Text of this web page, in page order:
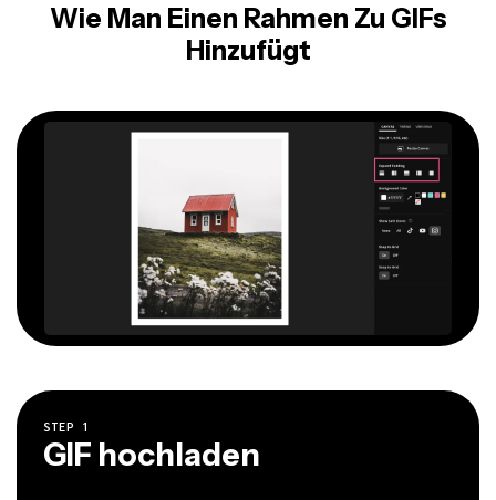
Wie Man Einen Rahmen Zu GIFs
Hinzufügt
STEP 1
GIF hochladen